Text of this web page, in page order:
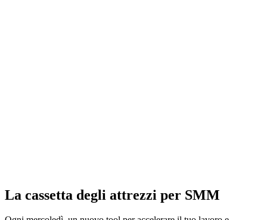
La cassetta degli attrezzi per SMM